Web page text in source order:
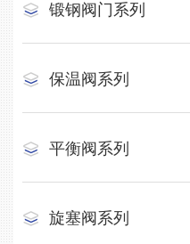
锻钢阀门系列
保温阀系列
平衡阀系列
旋塞阀系列